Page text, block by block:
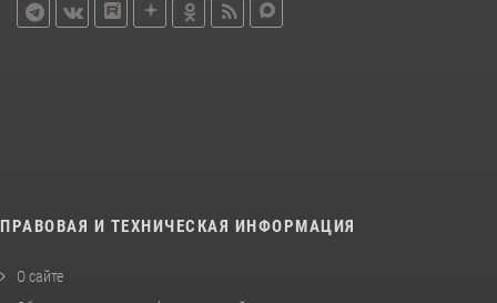
ПРАВОВАЯ И ТЕХНИЧЕСКАЯ ИНФОРМАЦИЯ
О сайте